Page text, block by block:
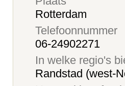
Rotterdam
Telefoonnummer
06-24902271
In welke regio's
Randstad (west-